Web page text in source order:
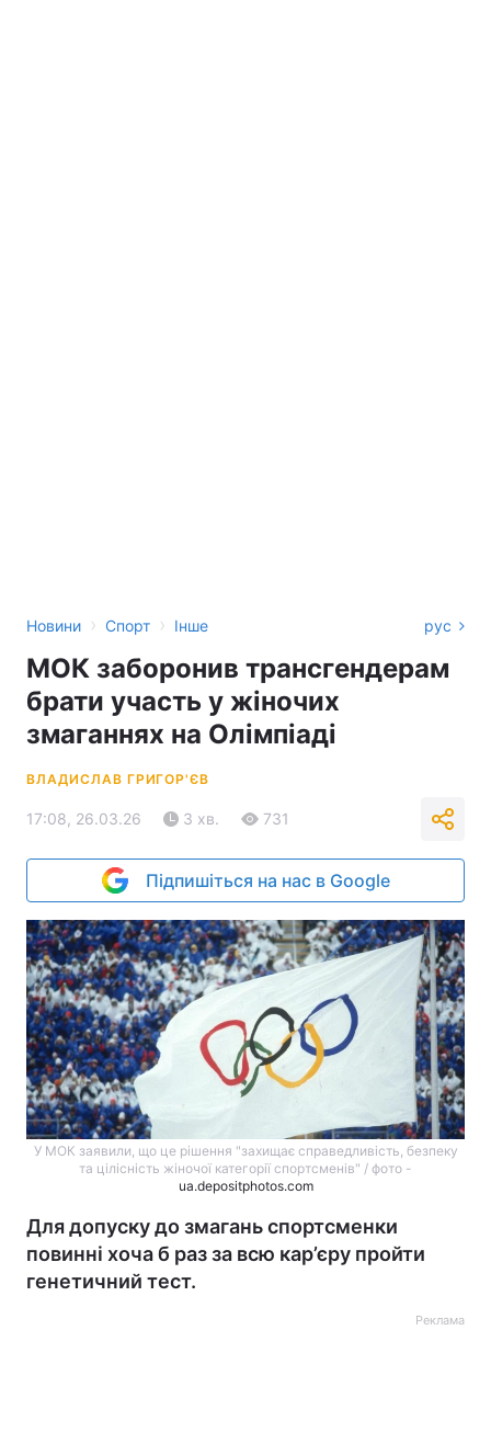
Новини › Спорт › Інше рус
МОК заборонив трансгендерам
брати участь у жіночих
змаганнях на Олімпіаді
ВЛАДИСЛАВ ГРИГОР'ЄВ
17:08, 26.03.26 3 хв. 731
Підпишіться на нас в Google
У МОК заявили, що це рішення "захищає справедливість, безпеку
та цілісність жіночої категорії спортсменів" / фото -
ua.depositphotos.com
Для допуску до змагань спортсменки
повинні хоча б раз за всю кар’єру пройти
генетичний тест.
Реклама